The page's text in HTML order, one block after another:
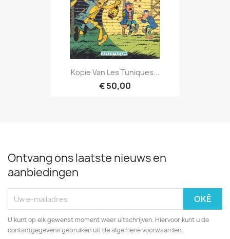
Kopie Van Les Tuniques...
€ 50,00
Ontvang ons laatste nieuws en
aanbiedingen
U kunt op elk gewenst moment weer uitschrijven. Hiervoor kunt u de
contactgegevens gebruiken uit de algemene voorwaarden.